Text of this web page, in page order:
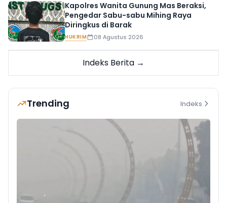
Kapolres Wanita Gunung Mas Beraksi,
Pengedar Sabu-sabu Mihing Raya
Diringkus di Barak
HUKRIM 08 Agustus 2026
Indeks Berita →
Trending Indeks